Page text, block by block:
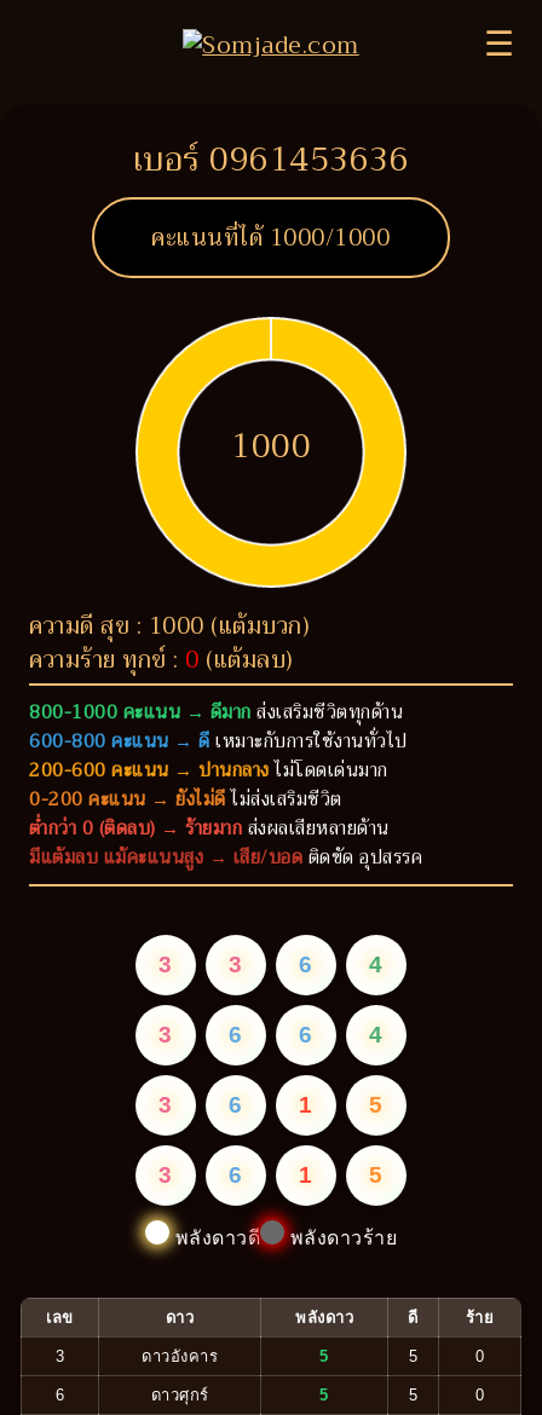
☰
เบอร์ 0961453636
คะแนนที่ได้ 1000/1000
1000
ความดี สุข : 1000 (แต้มบวก)
ความร้าย ทุกข์ : 0 (แต้มลบ)
800-1000 คะแนน → ดีมากส่งเสริมชีวิตทุกด้าน
600-800 คะแนน → ดีเหมาะกับการใช้งานทั่วไป
200-600 คะแนน → ปานกลางไม่โดดเด่นมาก
0-200 คะแนน → ยังไม่ดีไม่ส่งเสริมชีวิต
ต่ำกว่า 0 (ติดลบ) → ร้ายมากส่งผลเสียหลายด้าน
มีแต้มลบ แม้คะแนนสูง → เสีย/บอดติดขัด อุปสรรค
3 3 6 4
3 6 6 4
3 6 1 5
3 6 1 5
พลังดาวดี พลังดาวร้าย
เลข ดาว พลังดาว ดี ร้าย
3 ดาวอังคาร 5 5 0
6 ดาวศุกร์ 5 5 0